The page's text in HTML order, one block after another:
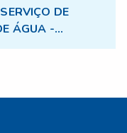
DE
ÁGUA -